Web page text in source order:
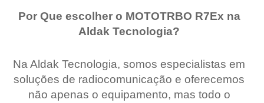
Por Que escolher o MOTOTRBO R7Ex na
Aldak Tecnologia?
Na Aldak Tecnologia, somos especialistas em
soluções de radiocomunicação e oferecemos
não apenas o equipamento, mas todo o